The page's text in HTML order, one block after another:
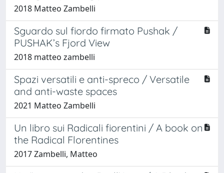
2018 Matteo Zambelli
Sguardo sul fiordo firmato Pushak /
PUSHAK’s Fjord View
2018 matteo zambelli
Spazi versatili e anti-spreco / Versatile
and anti-waste spaces
2021 Matteo Zambelli
Un libro sui Radicali fiorentini / A book on
the Radical Florentines
2017 Zambelli, Matteo